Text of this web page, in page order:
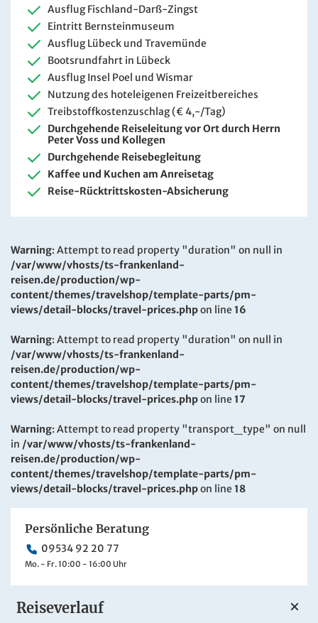
Reiseverlauf
Ausflug Fischland-Darß-Zingst
Eintritt Bernsteinmuseum
Ausflug Lübeck und Travemünde
Bootsrundfahrt in Lübeck
Ausflug Insel Poel und Wismar
Nutzung des hoteleigenen Freizeitbereiches
Treibstoffkostenzuschlag (€ 4,-/Tag)
Durchgehende Reiseleitung vor Ort durch Herrn
Peter Voss und Kollegen
Durchgehende Reisebegleitung
Kaffee und Kuchen am Anreisetag
Reise-Rücktrittskosten-Absicherung
Warning: Attempt to read property "duration" on null in
/var/www/vhosts/ts-frankenland-
reisen.de/production/wp-
content/themes/travelshop/template-parts/pm-
views/detail-blocks/travel-prices.phpon line 16
Warning: Attempt to read property "duration" on null in
/var/www/vhosts/ts-frankenland-
reisen.de/production/wp-
content/themes/travelshop/template-parts/pm-
views/detail-blocks/travel-prices.phpon line 17
Warning: Attempt to read property "transport_type" on null
in /var/www/vhosts/ts-frankenland-
reisen.de/production/wp-
content/themes/travelshop/template-parts/pm-
views/detail-blocks/travel-prices.phpon line 18
Persönliche Beratung
09534 92 20 77
Mo. - Fr. 10:00 - 16:00 Uhr